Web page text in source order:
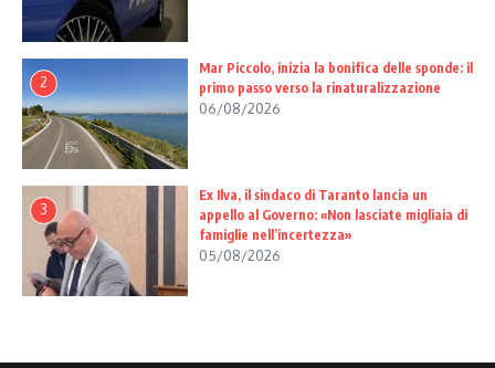
2
Mar Piccolo, inizia la bonifica delle sponde: il
primo passo verso la rinaturalizzazione
06/08/2026
3
Ex Ilva, il sindaco di Taranto lancia un
appello al Governo: «Non lasciate migliaia di
famiglie nell’incertezza»
05/08/2026